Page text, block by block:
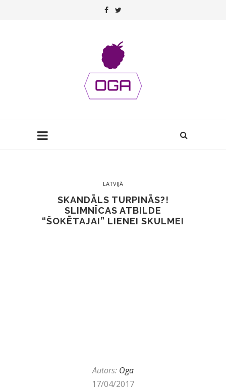
LATVIJĀ
SKANDĀLS TURPINĀS?!
SLIMNĪCAS ATBILDE
“ŠOKĒTAJAI” LIENEI SKULMEI
Autors: Oga
17/04/2017